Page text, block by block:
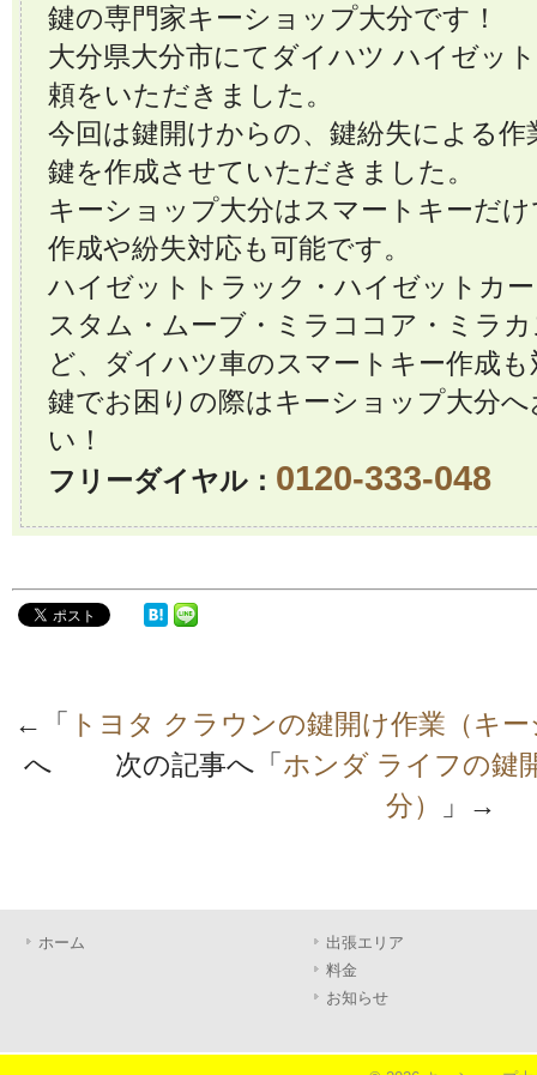
鍵の専門家キーショップ大分です！
大分県大分市にてダイハツ ハイゼッ
頼をいただきました。
今回は鍵開けからの、鍵紛失による
鍵を作成させていただきました。
キーショップ大分はスマートキーだ
作成や紛失対応も可能です。
ハイゼットトラック・ハイゼットカ
スタム・ムーブ・ミラココア・ミラ
ど、ダイハツ車のスマートキー作成
鍵でお困りの際はキーショップ大分
い！
フリーダイヤル： 0120-333-048
←「 トヨタ クラウンの鍵開け作業（キ
へ 次の記事へ「ホンダ ライフの鍵
分）
」→
ホーム
出張エリア
料金
お知らせ